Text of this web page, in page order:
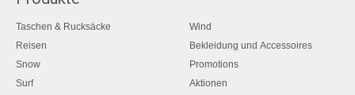
Taschen & Rucksäcke
Reisen
Snow
Surf
Wind
Bekleidung und Accessoires
Promotions
Aktionen